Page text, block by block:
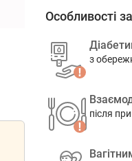
Особливості
з
після